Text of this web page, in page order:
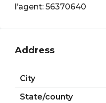
l’agent: 56370640
Address
City
State/county